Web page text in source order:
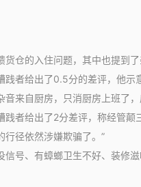
的入住问题，其中也提到了
给出了0.5分的差评，他示
来自厨房，只消厨房上班了，
给出了2分差评，称经管颠
行径依然涉嫌欺骗了。”
、有蟑螂卫生不好、装修滋